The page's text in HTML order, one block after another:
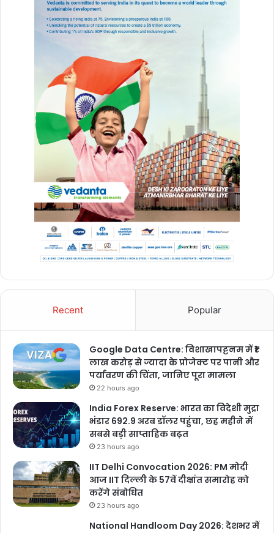
Recent Popular
Google Data Centre: विशाखापट्टनम में ₹1
लाख करोड़ से ज्यादा के प्रोजेक्ट पर पानी और
पर्यावरण की चिंता, जानिए पूरा मामला
22 hours ago
India Forex Reserve: भारत का विदेशी मुद्रा
भंडार 692.9 अरब डॉलर पहुंचा, छह महीने में
सबसे बड़ी साप्ताहिक बढ़त
23 hours ago
IIT Delhi Convocation 2026: PM मोदी
आज IIT दिल्ली के 57वें दीक्षांत समारोह को
करेंगे संबोधित
23 hours ago
National Handloom Day 2026: देशभर में